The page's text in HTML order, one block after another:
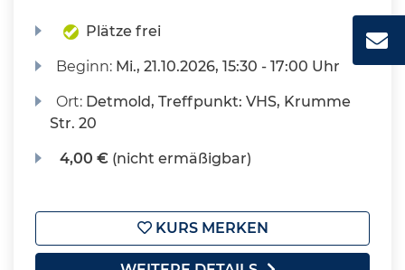
Plätze frei
Beginn: Mi., 21.10.2026, 15:30 - 17:00 Uhr
Ort: Detmold, Treffpunkt: VHS, Krumme
Str. 20
4,00 € (nicht ermäßigbar)
KURS MERKEN